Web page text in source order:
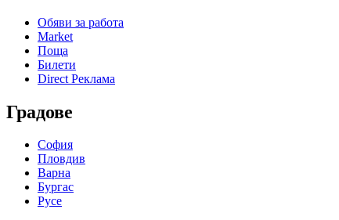
Обяви за работа
Market
Поща
Билети
Direct Реклама
Градове
София
Пловдив
Варна
Бургас
Русе